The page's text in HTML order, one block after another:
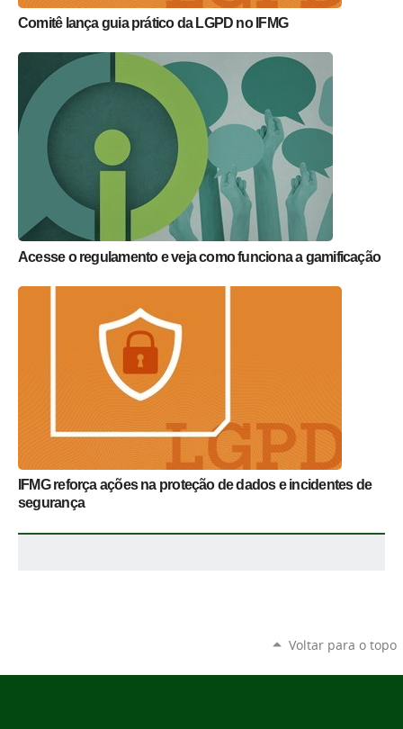
Comitê lança guia prático da LGPD no IFMG
Acesse o regulamento e veja como funciona a gamificação
IFMG reforça ações na proteção de dados e incidentes de
segurança
Voltar para o topo